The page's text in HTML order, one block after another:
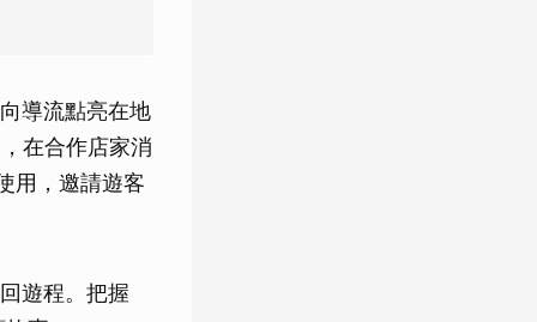
導流點亮在地
在合作店家消
用，邀請遊客
遊程。把握